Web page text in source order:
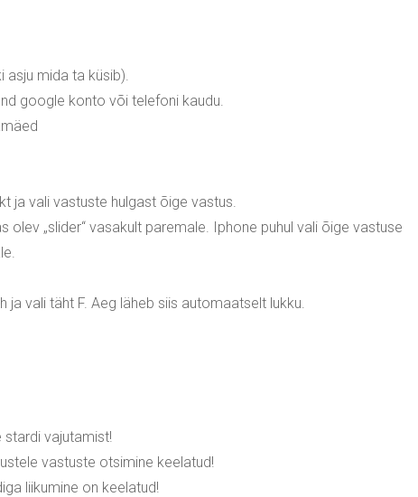
asju mida ta küsib).
google konto või telefoni kaudu.
ja vali vastuste hulgast õige vastus.
olev „slider“ vasakult paremale. Iphone puhul vali õige vastuse
vali täht F. Aeg läheb siis automaatselt lukku.
stardi vajutamist!
vastuste otsimine keelatud!
liikumine on keelatud!